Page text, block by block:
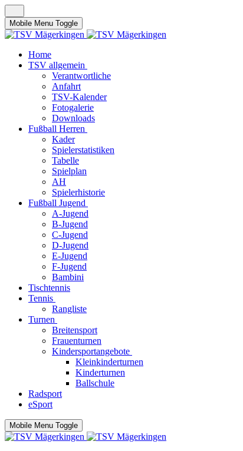
Mobile Menu Toggle
Home
TSV allgemein
Verantwortliche
Anfahrt
TSV-Kalender
Fotogalerie
Downloads
Fußball Herren
Kader
Spielerstatistiken
Tabelle
Spielplan
AH
Spielerhistorie
Fußball Jugend
A-Jugend
B-Jugend
C-Jugend
D-Jugend
E-Jugend
F-Jugend
Bambini
Tischtennis
Tennis
Rangliste
Turnen
Breitensport
Frauenturnen
Kindersportangebote
Kleinkinderturnen
Kinderturnen
Ballschule
Radsport
eSport
Mobile Menu Toggle